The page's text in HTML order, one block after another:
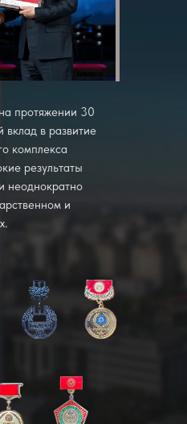
на протяжении 30
вклад в развитие
комплекса
результаты
неоднократно
и